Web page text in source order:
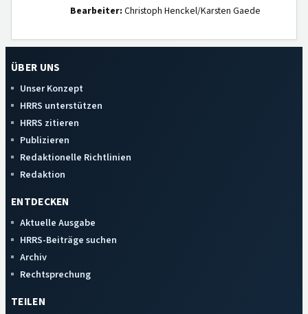
Bearbeiter: Christoph Henckel/Karsten Gaede
ÜBER UNS
Unser Konzept
HRRS unterstützen
HRRS zitieren
Publizieren
Redaktionelle Richtlinien
Redaktion
ENTDECKEN
Aktuelle Ausgabe
HRRS-Beiträge suchen
Archiv
Rechtsprechung
TEILEN